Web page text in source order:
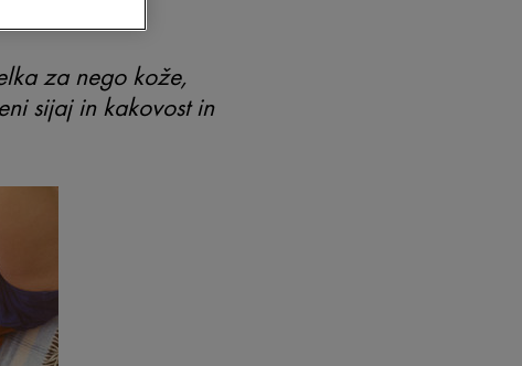
za nego kože,
sijaj in kakovost in